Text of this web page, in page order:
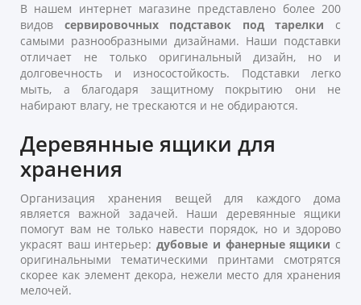
В нашем интернет магазине представлено более 200
видов сервировочных подставок под тарелки с
самыми разнообразными дизайнами. Наши подставки
отличает не только оригинальный дизайн, но и
долговечность и износостойкость. Подставки легко
мыть, а благодаря защитному покрытию они не
набирают влагу, не трескаются и не обдираются.
Деревянные ящики для
хранения
Организация хранения вещей для каждого дома
является важной задачей. Наши деревянные ящики
помогут вам не только навести порядок, но и здорово
украсят ваш интерьер:дубовые и фанерные ящики с
оригинальными тематическими принтами смотрятся
скорее как элемент декора, нежели место для хранения
мелочей.